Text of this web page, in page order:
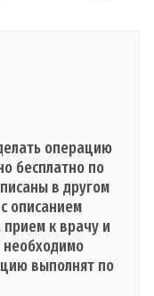
операцию
бесплатно по
в другом
описанием
прием к врачу и
необходимо
выполнят по